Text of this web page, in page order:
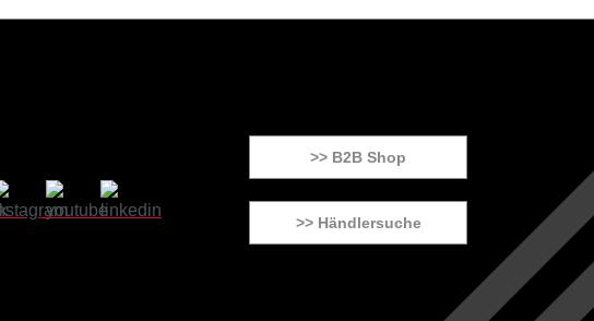
>> B2B Shop
>> Händlersuche